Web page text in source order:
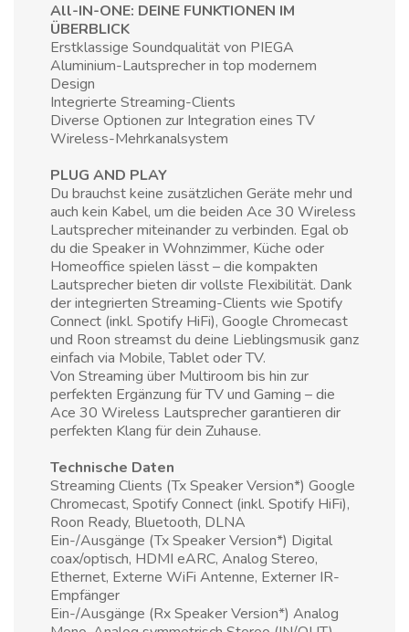
All-IN-ONE: DEINE FUNKTIONEN IM
ÜBERBLICK
Erstklassige Soundqualität von PIEGA
Aluminium-Lautsprecher in top modernem
Design
Integrierte Streaming-Clients
Diverse Optionen zur Integration eines TV
Wireless-Mehrkanalsystem
PLUG AND PLAY
Du brauchst keine zusätzlichen Geräte mehr und
auch kein Kabel, um die beiden Ace 30 Wireless
Lautsprecher miteinander zu verbinden. Egal ob
du die Speaker in Wohnzimmer, Küche oder
Homeoffice spielen lässt – die kompakten
Lautsprecher bieten dir vollste Flexibilität. Dank
der integrierten Streaming-Clients wie Spotify
Connect (inkl. Spotify HiFi), Google Chromecast
und Roon streamst du deine Lieblingsmusik ganz
einfach via Mobile, Tablet oder TV.
Von Streaming über Multiroom bis hin zur
perfekten Ergänzung für TV und Gaming – die
Ace 30 Wireless Lautsprecher garantieren dir
perfekten Klang für dein Zuhause.
Technische Daten
Streaming Clients (Tx Speaker Version*) Google
Chromecast, Spotify Connect (inkl. Spotify HiFi),
Roon Ready, Bluetooth, DLNA
Ein-/Ausgänge (Tx Speaker Version*) Digital
coax/optisch, HDMI eARC, Analog Stereo,
Ethernet, Externe WiFi Antenne, Externer IR-
Empfänger
Ein-/Ausgänge (Rx Speaker Version*) Analog